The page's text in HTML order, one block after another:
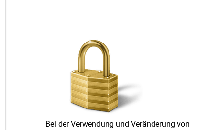
Bei der Verwendung und Veränderung von